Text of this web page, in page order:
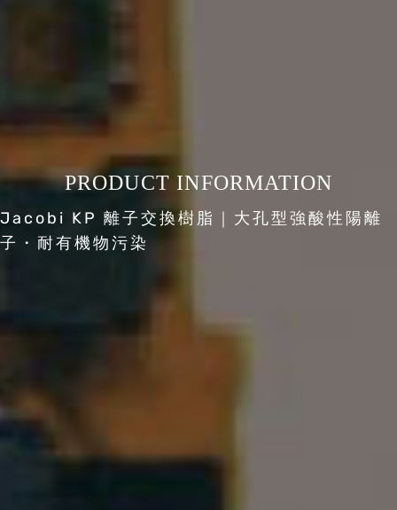
PRODUCT INFORMATION
Jacobi KP 離子交換樹脂｜大孔型強酸性陽離
子・耐有機物污染